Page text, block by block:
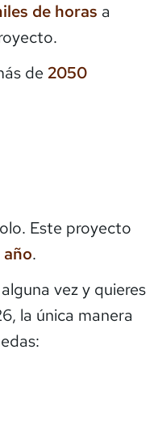
de horas a
de 2050
Este proyecto
.
vez y quieres
la única manera